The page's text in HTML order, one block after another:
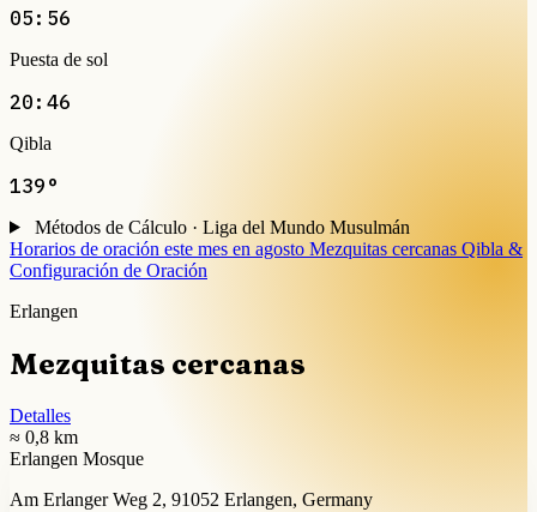
05:56
Puesta de sol
20:46
Qibla
139°
Métodos de Cálculo · Liga del Mundo Musulmán
Horarios de oración este mes en agosto Mezquitas cercanas Qibla &
Configuración de Oración
Erlangen
Mezquitas cercanas
Detalles
≈ 0,8 km
Erlangen Mosque
Am Erlanger Weg 2, 91052 Erlangen, Germany